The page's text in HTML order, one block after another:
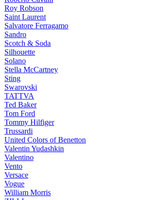
Roy Robson
Saint Laurent
Salvatore Ferragamo
Sandro
Scotch & Soda
Silhouette
Solano
Stella McCartney
Sting
Swarovski
TATTVA
Ted Baker
Tom Ford
Tommy Hilfiger
Trussardi
United Colors of Benetton
Valentin Yudashkin
Valentino
Vento
Versace
Vogue
William Morris